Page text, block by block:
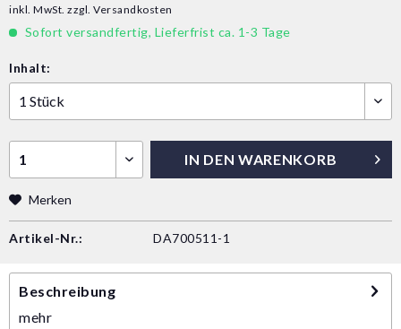
inkl. MwSt. zzgl. Versandkosten
Sofort versandfertig, Lieferfrist ca. 1-3 Tage
Inhalt:
IN DEN WARENKORB
Merken
Artikel-Nr.: DA700511-1
Beschreibung
mehr